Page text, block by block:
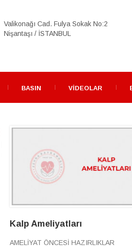
Valikonağı Cad. Fulya Sokak No:2
Nişantaşı / İSTANBUL
BASIN VIDEOLAR
Kalp Ameliyatları
AMELİYAT ÖNCESİ HAZIRLIKLAR